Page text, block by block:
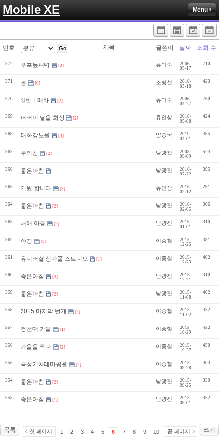
Mobile XE Menu
번호 Go 제목 글쓴이 날짜 조회 수
372 우포늪새벽 [3] 류미숙
2006-
05-17
710
371 봄 [6] 조병선
2010-
03-18
423
370 일반 매화 [2] 류미숙
2006-
04-27
760
369 어버이 날을 회상 [2] 류인상
2010-
05-08
424
368 태화강노을 [3] 양승국
2010-
04-01
485
367 무의산 [2] 남광진
2008-
09-09
524
366 좋은아침 남광진
2016-
02-22
395
365 기원 합니다 [3] 류인상
2016-
02-12
291
364 좋은아침 [2] 남광진
2016-
02-05
306
363 새해 아침 [2] 남광진
2016-
01-01
310
362 야경 [3] 이종철
2015-
12-25
381
361 유니버셜 싱가폴 스트디오 [1] 이종철
2015-
12-23
402
360 좋은아침 [4] 남광진
2015-
12-21
310
359 좋은아침 [2] 남광진
2015-
11-08
402
358 2015 마지막 번개 [2] 이종철
2015-
11-02
432
357 경천대 가을 [1] 이종철
2015-
10-29
452
356 가을을 찍다 [2] 이종철
2015-
10-27
450
355 곡성기차테마공원 [2] 이종철
2015-
09-28
403
354 좋은아침 [2] 남광진
2015-
09-25
350
353 좋은아침 [1] 남광진
2015-
09-01
352
목록 쓰기
첫 페이지 1 2 3 4 5 6 7 8 9 10 끝 페이지